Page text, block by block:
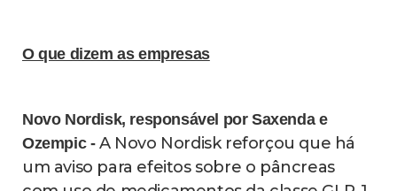
O que dizem as empresas
Novo Nordisk, responsável por Saxenda e
Ozempic - A Novo Nordisk reforçou que há
um aviso para efeitos sobre o pâncreas